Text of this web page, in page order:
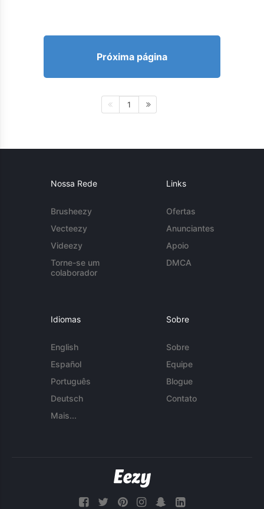
Próxima página
1
Nossa Rede
Brusheezy
Vecteezy
Videezy
Torne-se um
colaborador
Links
Ofertas
Anunciantes
Apoio
DMCA
Idiomas
English
Español
Português
Deutsch
Mais...
Sobre
Sobre
Equipe
Blogue
Contato